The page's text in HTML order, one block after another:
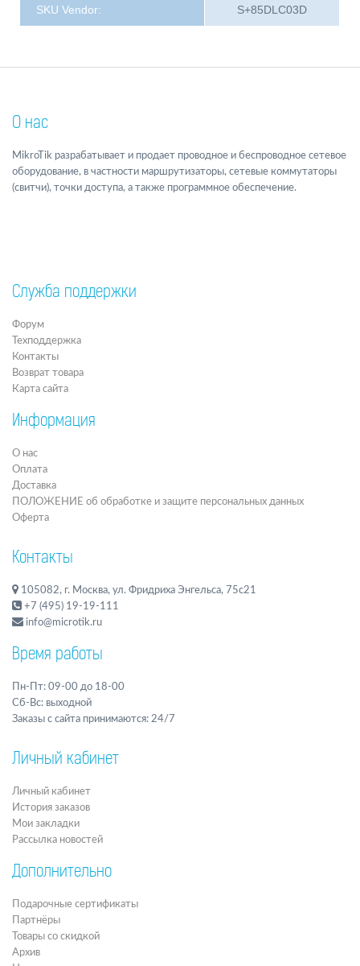
SKU Vendor: S+85DLC03D
О нас
MikroTik разрабатывает и продает проводное и беспроводное сетевое
оборудование, в частности маршрутизаторы, сетевые коммутаторы
(свитчи), точки доступа, а также программное обеспечение.
Служба поддержки
Форум
Техподдержка
Контакты
Возврат товара
Карта сайта
Информация
О нас
Оплата
Доставка
ПОЛОЖЕНИЕ об обработке и защите персональных данных
Оферта
Контакты
105082, г. Москва, ул. Фридриха Энгельса, 75с21
+7 (495) 19-19-111
info@microtik.ru
Время работы
Пн-Пт: 09-00 до 18-00
Сб-Вс: выходной
Заказы с сайта принимаются: 24/7
Личный кабинет
Личный кабинет
История заказов
Мои закладки
Рассылка новостей
Дополнительно
Подарочные сертификаты
Партнёры
Товары со скидкой
Архив